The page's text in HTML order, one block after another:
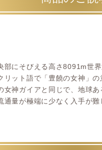
部にそびえる高さ8091m世
リット語で「豊饒の女神」の
女神ガイアと同じで、地球
量が極端に少なく入手が難